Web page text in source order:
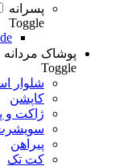
پسرانه
Toggle
پوشاک مردانه
Toggle
شلوار
کاپشن
ژاکت و
پیراهن
کت تک